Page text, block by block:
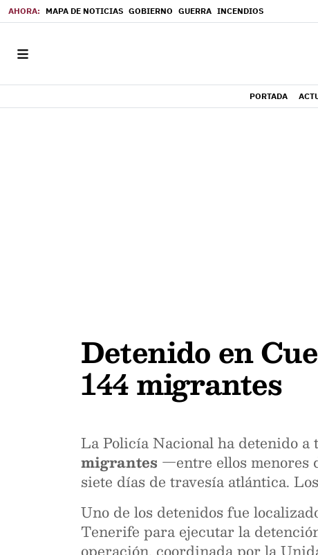
MAPA DE NOTICIAS GOBIERNO GUERRA INCENDIOS
PORTADA
Detenido en
144 migrantes
La Policía Nacional ha detenido
migrantes —entre ellos menores
siete días de travesía atlántica.
Uno de los detenidos fue
Tenerife para ejecutar la